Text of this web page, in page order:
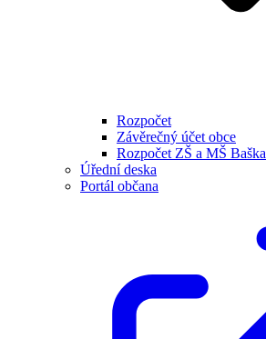
Rozpočet
Závěrečný účet obce
Rozpočet ZŠ a MŠ Baška
Úřední deska
Portál občana